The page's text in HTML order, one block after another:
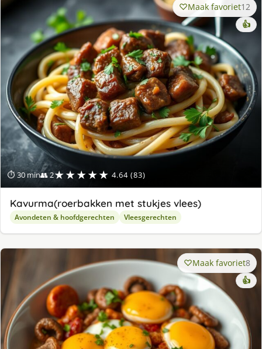
⏱ 30 min👥 2★★★★★ 4.64 (83)
Maak favoriet12
👍
Kavurma(roerbakken met stukjes vlees)
Avondeten & hoofdgerechten Vleesgerechten
Maak favoriet8
👍